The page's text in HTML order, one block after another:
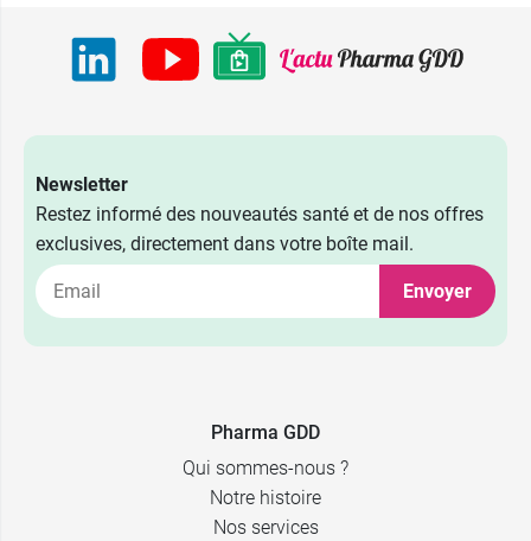
Newsletter
Restez informé des nouveautés santé et de nos offres
exclusives, directement dans votre boîte mail.
Envoyer
Pharma GDD
Qui sommes-nous ?
Notre histoire
Nos services